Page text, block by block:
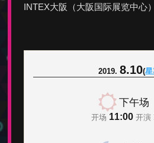
INTEX大阪（大阪国际展览中心
2019. 8.10(星
下午场
开场 11:00 开演